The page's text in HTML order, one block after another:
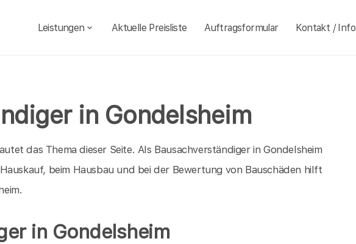
Leistungen Aktuelle Preisliste Auftragsformular Kontakt / Info
in Gondelsheim
das Thema dieser Seite. Als Bausachverständiger in Gondelsheim
beim Hausbau und bei der Bewertung von Bauschäden hilft
in Gondelsheim